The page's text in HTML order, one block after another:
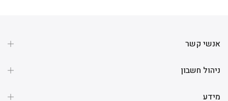
אנשי קשר
ניהול חשבון
מידע